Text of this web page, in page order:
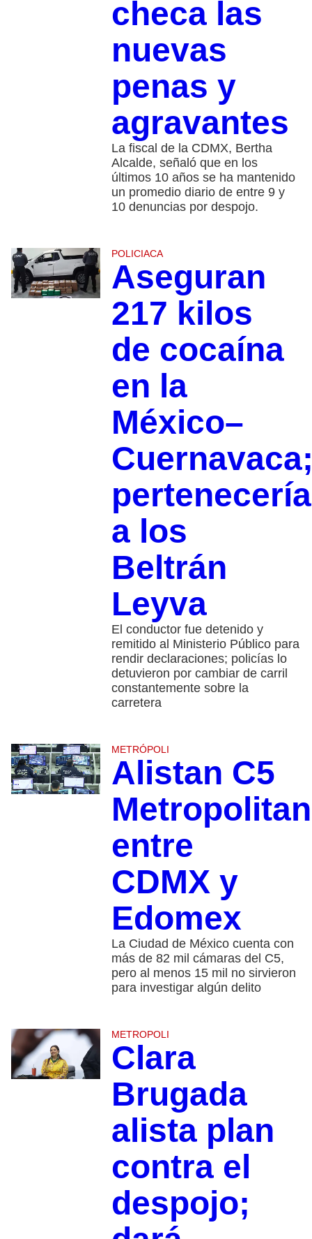
checa las
nuevas
penas y
agravantes
La fiscal de la CDMX, Bertha
Alcalde, señaló que en los
últimos 10 años se ha mantenido
un promedio diario de entre 9 y
10 denuncias por despojo.
POLICIACA
Aseguran
217 kilos
de cocaína
en la
México–
pertenecería
a los
Beltrán
Leyva
El conductor fue detenido y
remitido al Ministerio Público para
rendir declaraciones; policías lo
detuvieron por cambiar de carril
constantemente sobre la
carretera
METRÓPOLI
Alistan C5
entre
CDMX y
Edomex
La Ciudad de México cuenta con
más de 82 mil cámaras del C5,
pero al menos 15 mil no sirvieron
para investigar algún delito
METROPOLI
Clara
Brugada
alista plan
contra el
despojo;